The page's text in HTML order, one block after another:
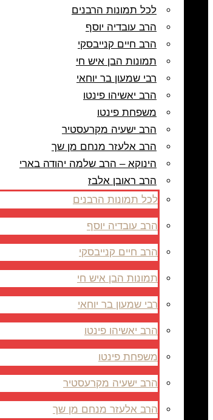
לכל תמונות הרבנים
הרב עובדיה יוסף
הרב חיים קנייבסקי
תמונות הבן איש חי
רבי שמעון בר יוחאי
הרב יאשיהו פינטו
משפחת פינטו
הרב ישעיה מקרעסטיר
הרב אלעזר מנחם מן שך
הינוקא – הרב שלמה יהודה בארי
הרב ראובן אלבז
לכל תמונות הרבנים
הרב עובדיה יוסף
הרב חיים קנייבסקי
תמונות הבן איש חי
רבי שמעון בר יוחאי
הרב יאשיהו פינטו
משפחת פינטו
הרב ישעיה מקרעסטיר
הרב אלעזר מנחם מן שך